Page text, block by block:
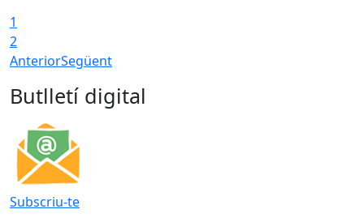
1
2
AnteriorSegüent
Butlletí digital
Subscriu-te